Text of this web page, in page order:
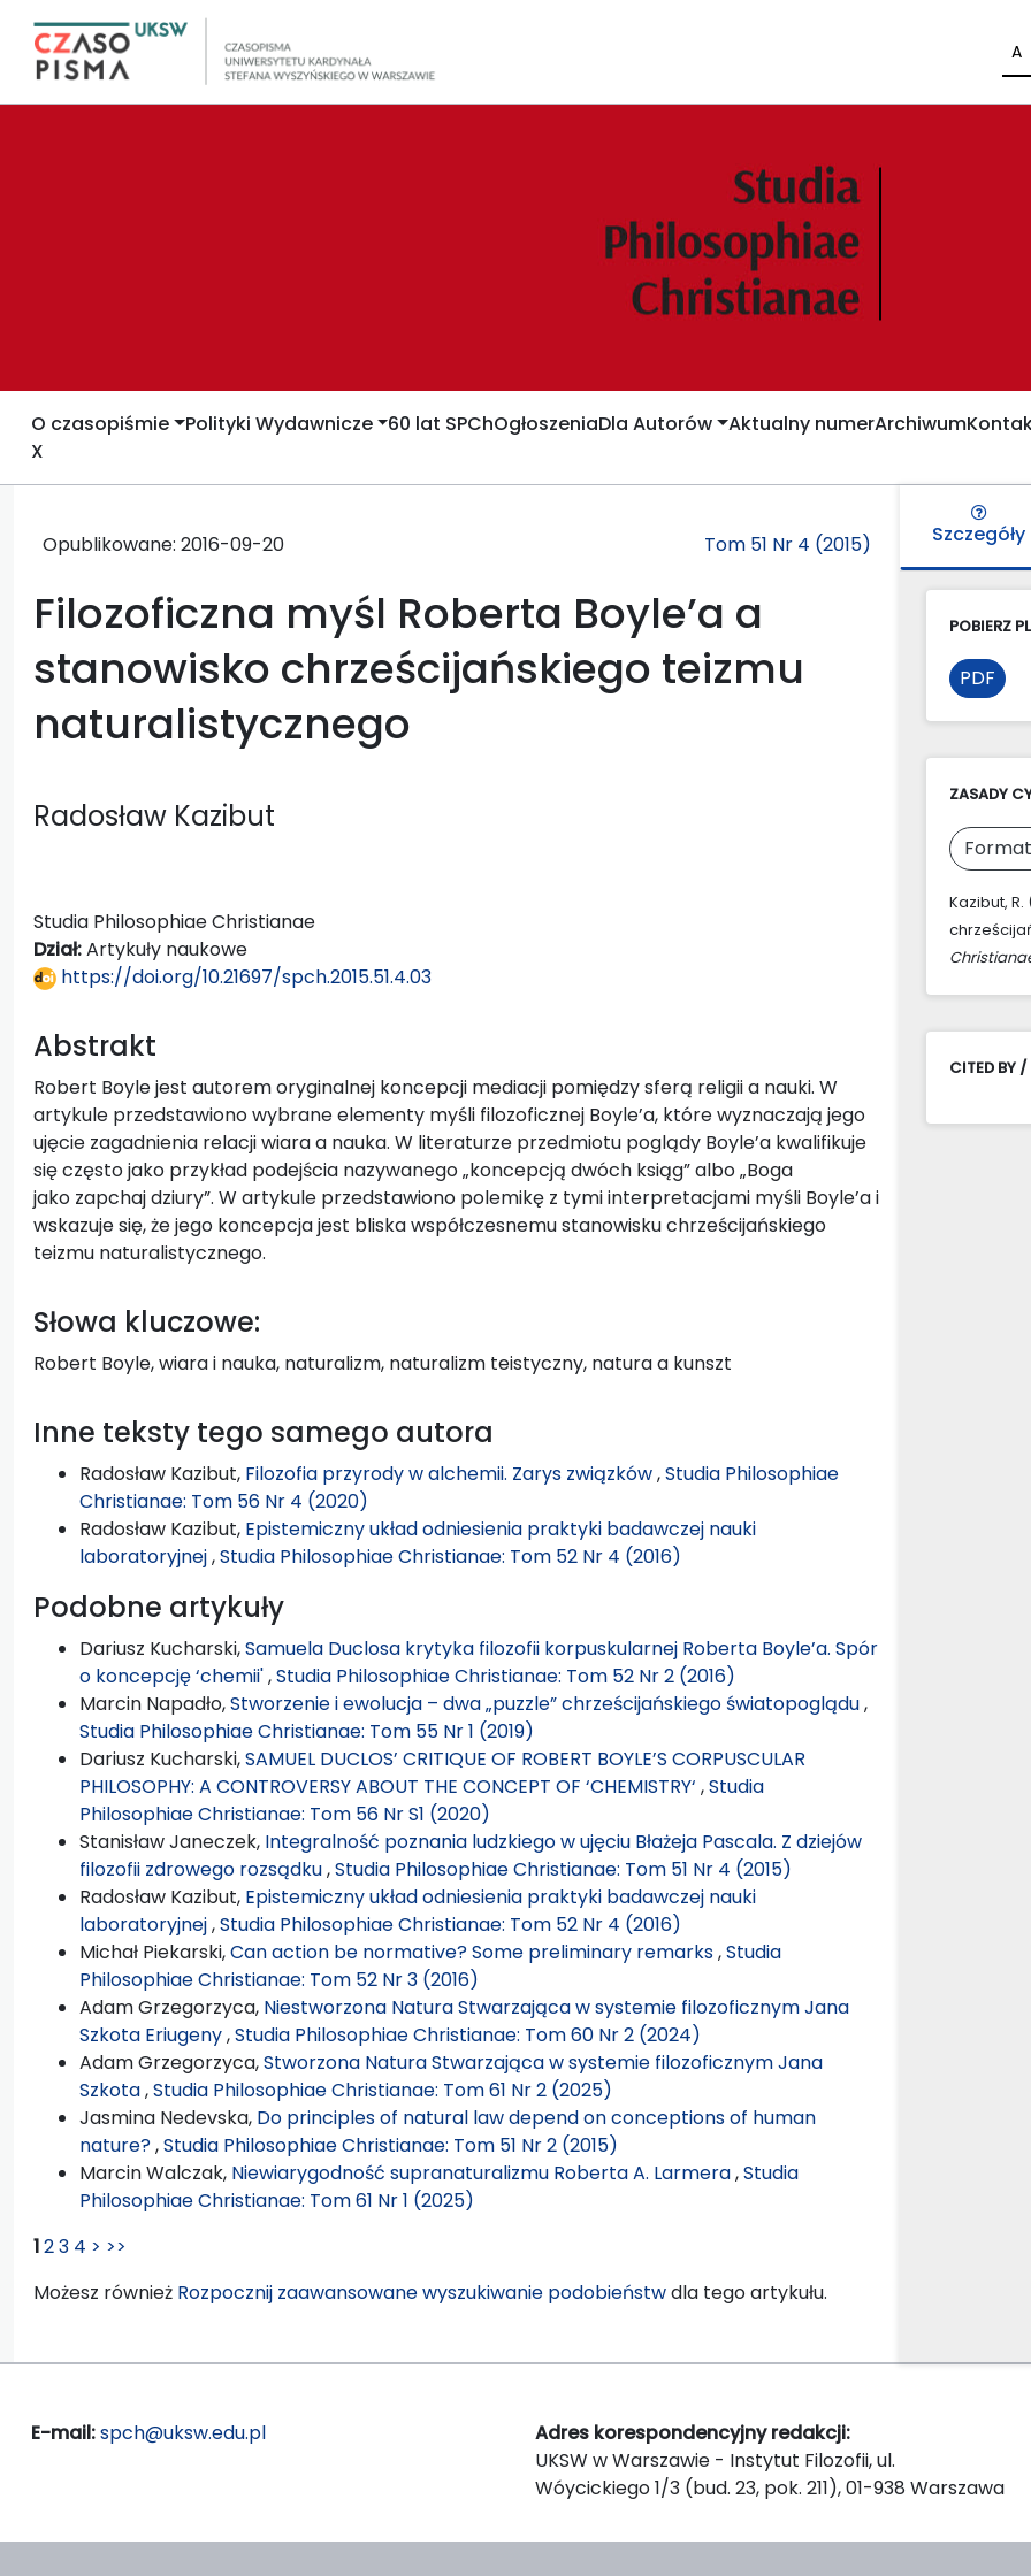
A
O czasopiśmie Polityki Wydawnicze 60 lat SPChOgłoszeniaDla Autorów Aktualny numerArchiwum
X
Opublikowane: 2016-09-20 Tom 51 Nr 4 (2015)
Filozoficzna myśl Roberta Boyle’a a
stanowisko chrześcijańskiego teizmu
naturalistycznego
Radosław Kazibut
Studia Philosophiae Christianae
Dział:Artykuły naukowe
https://doi.org/10.21697/spch.2015.51.4.03
Abstrakt
Robert Boyle jest autorem oryginalnej koncepcji mediacji pomiędzy sferą religii a nauki. W
artykule przedstawiono wybrane elementy myśli filozoficznej Boyle’a, które wyznaczają jego
ujęcie zagadnienia relacji wiara a nauka. W literaturze przedmiotu poglądy Boyle’a kwalifikuje
się często jako przykład podejścia nazywanego „koncepcją dwóch ksiąg” albo „Boga
jako zapchaj dziury”. W artykule przedstawiono polemikę z tymi interpretacjami myśli Boyle’a i
wskazuje się, że jego koncepcja jest bliska współczesnemu stanowisku chrześcijańskiego
teizmu naturalistycznego.
Słowa kluczowe:
Robert Boyle, wiara i nauka, naturalizm, naturalizm teistyczny, natura a kunszt
Inne teksty tego samego autora
Radosław Kazibut, Filozofia przyrody w alchemii. Zarys związków,Studia Philosophiae
Christianae: Tom 56 Nr 4 (2020)
Radosław Kazibut, Epistemiczny układ odniesienia praktyki badawczej nauki
laboratoryjnej,Studia Philosophiae Christianae: Tom 52 Nr 4 (2016)
Podobne artykuły
Dariusz Kucharski,Samuela Duclosa krytyka filozofii korpuskularnej Roberta Boyle’a. Spór
o koncepcję ‘chemii',Studia Philosophiae Christianae: Tom 52 Nr 2 (2016)
Marcin Napadło,Stworzenie i ewolucja – dwa „puzzle” chrześcijańskiego światopoglądu,
Studia Philosophiae Christianae: Tom 55 Nr 1 (2019)
Dariusz Kucharski,SAMUEL DUCLOS’ CRITIQUE OF ROBERT BOYLE’S CORPUSCULAR
PHILOSOPHY: A CONTROVERSY ABOUT THE CONCEPT OF ‘CHEMISTRY‘ ,Studia
Philosophiae Christianae: Tom 56 Nr S1 (2020)
Stanisław Janeczek, Integralność poznania ludzkiego w ujęciu Błażeja Pascala. Z dziejów
filozofii zdrowego rozsądku,Studia Philosophiae Christianae: Tom 51 Nr 4 (2015)
Radosław Kazibut, Epistemiczny układ odniesienia praktyki badawczej nauki
laboratoryjnej,Studia Philosophiae Christianae: Tom 52 Nr 4 (2016)
Michał Piekarski,Can action be normative? Some preliminary remarks,Studia
Philosophiae Christianae: Tom 52 Nr 3 (2016)
Adam Grzegorzyca, Niestworzona Natura Stwarzająca w systemie filozoficznym Jana
Szkota Eriugeny,Studia Philosophiae Christianae: Tom 60 Nr 2 (2024)
Adam Grzegorzyca,Stworzona Natura Stwarzająca w systemie filozoficznym Jana
Szkota,Studia Philosophiae Christianae: Tom 61 Nr 2 (2025)
Jasmina Nedevska, Do principles of natural law depend on conceptions of human
nature?,Studia Philosophiae Christianae: Tom 51 Nr 2 (2015)
Marcin Walczak, Niewiarygodność supranaturalizmu Roberta A. Larmera,Studia
Philosophiae Christianae: Tom 61 Nr 1 (2025)
123 4 > >>
Możesz również Rozpocznij zaawansowane wyszukiwanie podobieństwdla tego artykułu.
Szczegóły
POBIERZ
PDF
ZASADY
Kazibut,
CITED BY /
E-mail:spch@uksw.edu.pl
Adres korespondencyjny redakcji:
UKSW w Warszawie - Instytut Filozofii, ul.
Wóycickiego 1/3 (bud. 23, pok. 211), 01-938 Warszawa